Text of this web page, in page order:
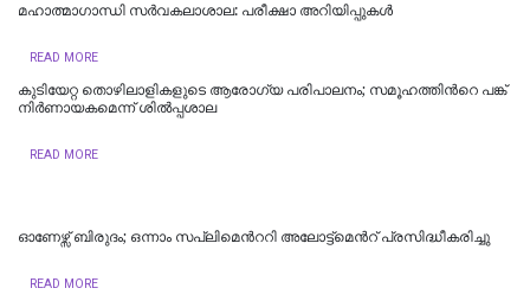
മഹാത്മാഗാന്ധി സർവകലാശാല: പരീക്ഷാ അറിയിപ്പുകൾ
READ MORE
കുടിയേറ്റ തൊഴിലാളികളുടെ ആരോഗ്യ പരിപാലനം; സമൂഹത്തിന്‍റെ പങ്ക്
നിര്‍ണായകമെന്ന് ശില്‍പ്പശാല
READ MORE
ഓണേഴ്സ് ബിരുദം; ഒന്നാം സപ്ലിമെന്‍ററി അലോട്ട്മെന്‍റ് പ്രസിദ്ധീകരിച്ചു
READ MORE